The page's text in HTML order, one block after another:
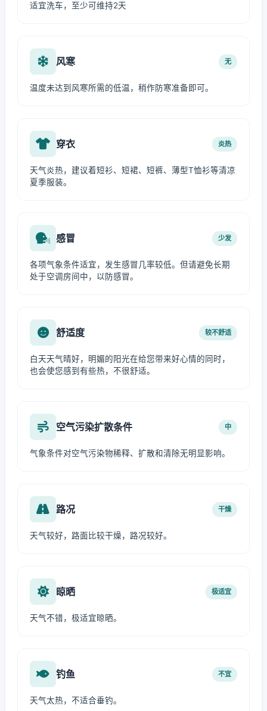
适宜洗车，至少可维持2天
风寒 无
温度未达到风寒所需的低温，稍作防寒准备即可。
穿衣 炎热
天气炎热，建议着短衫、短裙、短裤、薄型T恤衫等清凉
夏季服装。
感冒 少发
各项气象条件适宜，发生感冒几率较低。但请避免长期
处于空调房间中，以防感冒。
舒适度 较不舒适
白天天气晴好，明媚的阳光在给您带来好心情的同时，
也会使您感到有些热，不很舒适。
空气污染扩散条件 中
气象条件对空气污染物稀释、扩散和清除无明显影响。
路况 干燥
天气较好，路面比较干燥，路况较好。
晾晒 极适宜
天气不错，极适宜晾晒。
钓鱼 不宜
天气太热，不适合垂钓。